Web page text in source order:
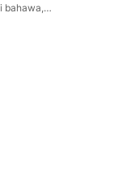
bahawa,…